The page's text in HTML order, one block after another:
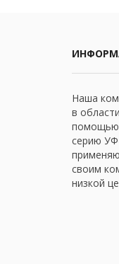
Наша
в
помощью
серию
своим
низкой